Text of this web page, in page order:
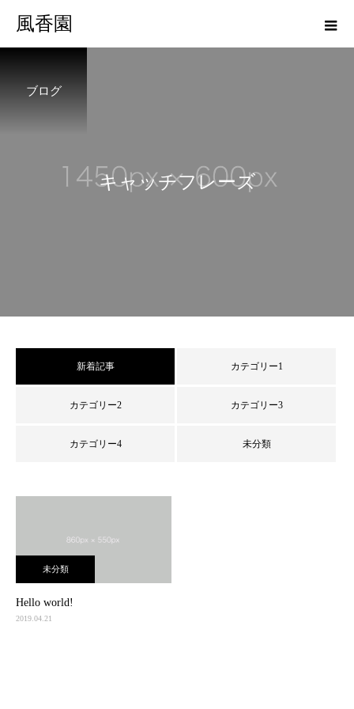
風香園
ブログ
キャッチフレーズ
新着記事 カテゴリー1
カテゴリー2 カテゴリー3
カテゴリー4 未分類
未分類
Hello world!
2019.04.21